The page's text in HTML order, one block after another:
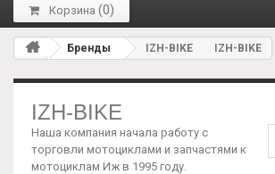
Корзина (0)
Бренды IZH-BIKE IZH-BIKE
IZH-BIKE
Наша компания начала работу с
торговли мотоциклами и запчастями к
мотоциклам Иж в 1995 году.